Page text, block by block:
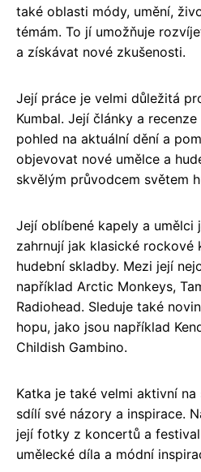
také oblasti módy, umění,
témám. To jí umožňuje
a získávat nové zkušenosti.
Její práce je velmi důležitá
Kumbal. Její články a
pohled na aktuální dění a
objevovat nové umělce a
skvělým průvodcem světem
Její oblíbené kapely a umělci
zahrnují jak klasické rockové
hudební skladby. Mezi její
například Arctic Monkeys,
Radiohead. Sleduje také
hopu, jako jsou například
Childish Gambino.
Katka je také velmi aktivní
sdílí své názory a inspirace.
její fotky z koncertů a
umělecké díla a módní